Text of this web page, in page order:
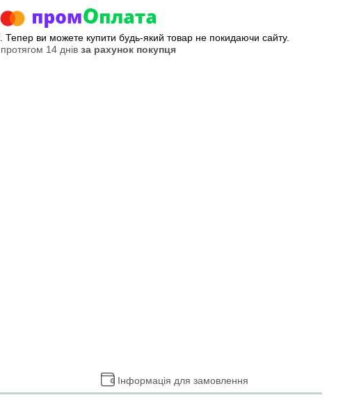
Тепер ви можете купити будь-який товар не покидаючи сайту.
14 днів за рахунок покупця
Інформація для замовлення